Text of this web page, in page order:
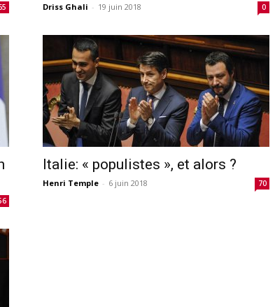
Driss Ghali - 19 juin 2018 0
Italie: « populistes », et alors ?
Henri Temple - 6 juin 2018 70